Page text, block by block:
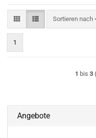
Sortieren nach
Sortieren nach
1
1 bis 3
Angebote